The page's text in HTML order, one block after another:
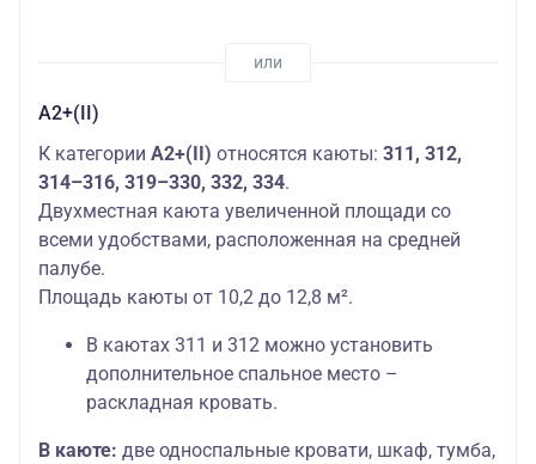
А2+(II)
К категории А2+(II) относятся каюты: 311, 312,
314–316, 319–330, 332, 334.
Двухместная каюта увеличенной площади со
всеми удобствами, расположенная на средней
палубе.
Площадь каюты от 10,2 до 12,8 м².
В каютах 311 и 312 можно установить
дополнительное спальное место –
раскладная кровать.
В каюте: две односпальные кровати, шкаф, тумба,